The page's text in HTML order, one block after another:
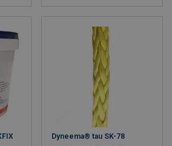
Dyneema® tau SK-78